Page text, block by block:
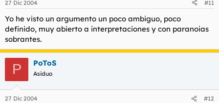
27 Dic 2004 #11
Yo he visto un argumento un poco ambiguo, poco
definido, muy abierto a interpretaciones y con paranoias
sobrantes.
P PoToS
Asiduo
27 Dic 2004 #12